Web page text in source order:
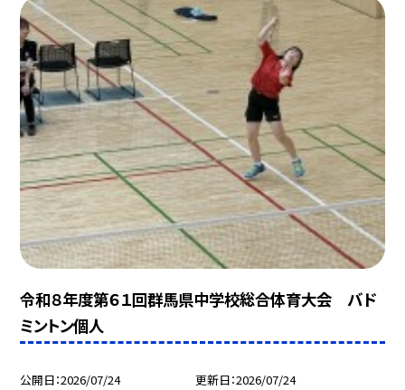
令和８年度第６１回群馬県中学校総合体育大会 バド
ミントン個人
公開日 2026/07/24 更新日 2026/07/24